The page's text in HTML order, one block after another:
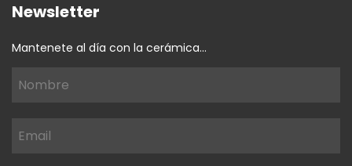
Newsletter
Mantenete al día con la cerámica...